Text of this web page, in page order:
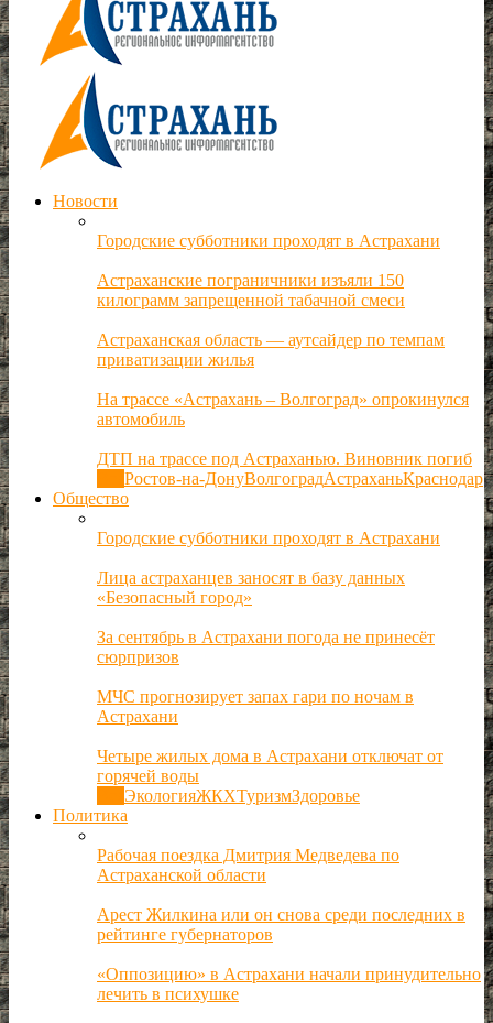
Новости
Городские субботники проходят в Астрахани
Астраханские пограничники изъяли 150
килограмм запрещенной табачной смеси
Астраханская область — аутсайдер по темпам
приватизации жилья
На трассе «Астрахань – Волгоград» опрокинулся
автомобиль
ДТП на трассе под Астраханью. Виновник погиб
Ростов-на-ДонуВолгоградАстраханьКраснодар
Общество
Городские субботники проходят в Астрахани
Лица астраханцев заносят в базу данных
«Безопасный город»
За сентябрь в Астрахани погода не принесёт
сюрпризов
МЧС прогнозирует запах гари по ночам в
Астрахани
Четыре жилых дома в Астрахани отключат от
горячей воды
ЭкологияЖКХТуризмЗдоровье
Политика
Рабочая поездка Дмитрия Медведева по
Астраханской области
Арест Жилкина или он снова среди последних в
рейтинге губернаторов
«Оппозицию» в Астрахани начали принудительно
лечить в психушке